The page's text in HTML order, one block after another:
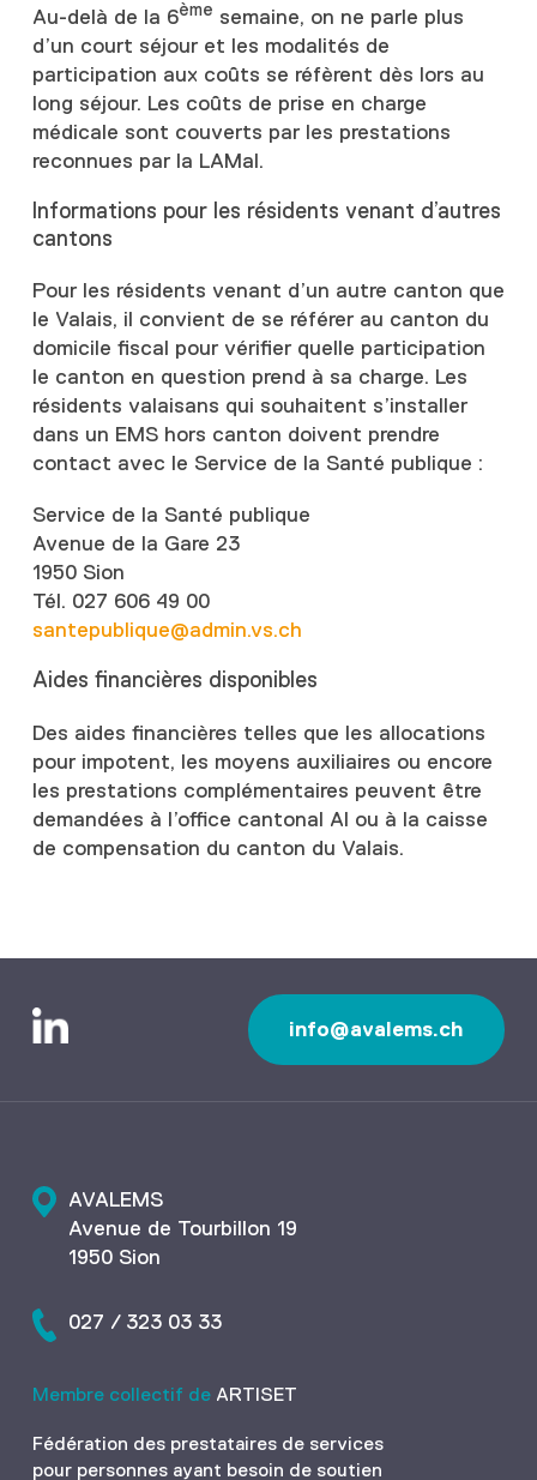
Au-delà de la 6ème semaine, on ne parle plus
d’un court séjour et les modalités de
participation aux coûts se réfèrent dès lors au
long séjour. Les coûts de prise en charge
médicale sont couverts par les prestations
reconnues par la LAMal.
Informations pour les résidents venant d’autres
cantons
Pour les résidents venant d’un autre canton que
le Valais, il convient de se référer au canton du
domicile fiscal pour vérifier quelle participation
le canton en question prend à sa charge. Les
résidents valaisans qui souhaitent s’installer
dans un EMS hors canton doivent prendre
contact avec le Service de la Santé publique :
Service de la Santé publique
Avenue de la Gare 23
1950 Sion
Tél. 027 606 49 00
santepublique@admin.vs.ch
Aides financières disponibles
Des aides financières telles que les allocations
pour impotent, les moyens auxiliaires ou encore
les prestations complémentaires peuvent être
demandées à l’office cantonal AI ou à la caisse
de compensation du canton du Valais.
info@avalems.ch
AVALEMS
Avenue de Tourbillon 19
1950 Sion
027 / 323 03 33
Membre collectif deARTISET
Fédération des prestataires de services
pour personnes ayant besoin de soutien